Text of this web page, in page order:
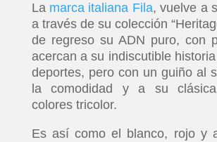
La marca italiana Fila, vuelve a
a través de su colección
de regreso su ADN puro, con
acercan a su indiscutible
deportes, pero con un guiño al
la comodidad y a su
colores tricolor.
Es así como el blanco, rojo y